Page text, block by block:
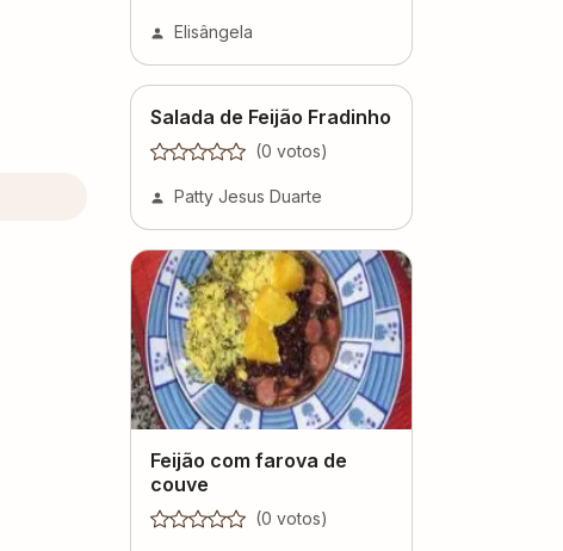
Elisângela
Salada de Feijão Fradinho
(0 votos)
Patty Jesus Duarte
Feijão com farova de
couve
(0 votos)